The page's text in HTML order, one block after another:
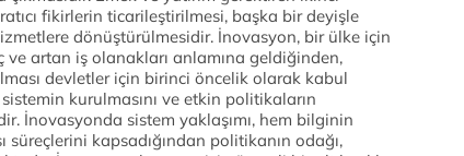
fikirlerin ticarileştirilmesi, başka bir deyişle
dönüştürülmesidir. İnovasyon, bir ülke için
artan iş olanakları anlamına geldiğinden,
devletler için birinci öncelik olarak kabul
kurulmasını ve etkin politikaların
İnovasyonda sistem yaklaşımı, hem bilginin
kapsadığından politikanın odağı,